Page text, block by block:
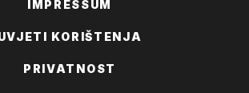
IMPRESSUM
KORIŠTENJA
PRIVATNOST